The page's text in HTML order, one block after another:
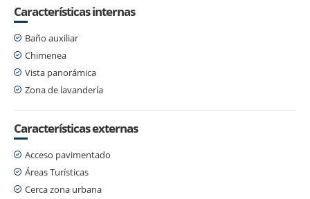
Características internas
Baño auxiliar
Chimenea
Vista panorámica
Zona de lavandería
Características externas
Acceso pavimentado
Áreas Turísticas
Cerca zona urbana